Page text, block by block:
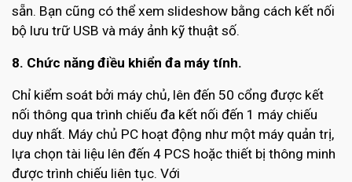
sẵn. Bạn cũng có thể xem slideshow bằng cách kết nối
bộ lưu trữ USB và máy ảnh kỹ thuật số.
8. Chức năng điều khiển đa máy tính.
Chỉ kiểm soát bởi máy chủ, lên đến 50 cổng được kết
nối thông qua trình chiếu đa kết nối đến 1 máy chiếu
duy nhất. Máy chủ PC hoạt động như một máy quản trị,
lựa chọn tài liệu lên đến 4 PCS hoặc thiết bị thông minh
được trình chiếu liên tục. Với